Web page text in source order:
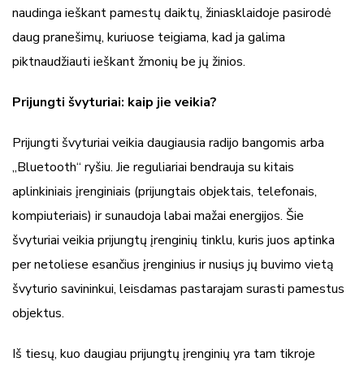
naudinga ieškant pamestų daiktų, žiniasklaidoje pasirodė
daug pranešimų, kuriuose teigiama, kad ja galima
piktnaudžiauti ieškant žmonių be jų žinios.
Prijungti švyturiai: kaip jie veikia?
Prijungti švyturiai veikia daugiausia radijo bangomis arba
„Bluetooth“ ryšiu. Jie reguliariai bendrauja su kitais
aplinkiniais įrenginiais (prijungtais objektais, telefonais,
kompiuteriais) ir sunaudoja labai mažai energijos. Šie
švyturiai veikia prijungtų įrenginių tinklu, kuris juos aptinka
per netoliese esančius įrenginius ir nusiųs jų buvimo vietą
švyturio savininkui, leisdamas pastarajam surasti pamestus
objektus.
Iš tiesų, kuo daugiau prijungtų įrenginių yra tam tikroje